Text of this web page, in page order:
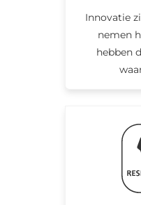
Innovatie
nemen
hebben